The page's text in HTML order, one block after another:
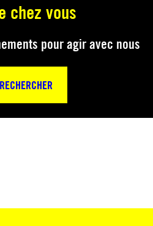
chez vous
pour agir avec nous
RECHERCHER